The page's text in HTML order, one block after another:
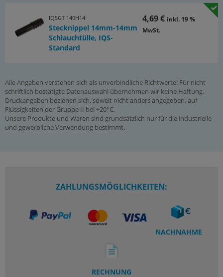
IQSGT 140H14
Stecknippel 14mm-14mm
Schlauchtülle, IQS-
Standard
4,69 € inkl. 19 %
MwSt.
Alle Angaben verstehen sich als unverbindliche Richtwerte! Für nicht
schriftlich bestätigte Datenauswahl übernehmen wir keine Haftung.
Druckangaben beziehen sich, soweit nicht anders angegeben, auf
Flüssigkeiten der Gruppe II bei +20°C.
Unsere Produkte und Waren sind grundsätzlich nur für die industrielle
und gewerbliche Verwendung bestimmt.
ZAHLUNGSMÖGLICHKEITEN:
NACHNAHME
RECHNUNG